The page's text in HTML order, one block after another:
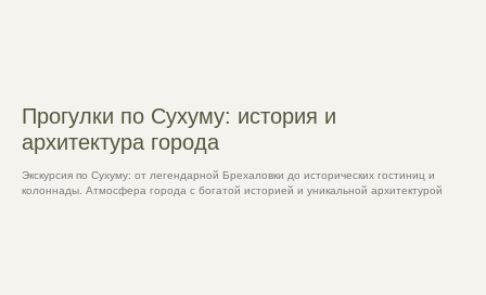
Прогулки по Сухуму: история и
архитектура города
Экскурсия по Сухуму: от легендарной Брехаловки до исторических гостиниц и
колоннады. Атмосфера города с богатой историей и уникальной архитектурой